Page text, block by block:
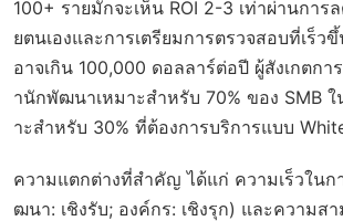
100+ รายมักจะเห็น ROI 2-3 เท่าผ่านการ
ยตนเองและการเตรียมการตรวจสอบที่เร็
อาจเกิน 100,000 ดอลลาร์ต่อปี ผู้สังเกตกา
านักพัฒนาเหมาะสำหรับ 70% ของ SMB
าะสำหรับ 30% ที่ต้องการบริการแบบ
ความแตกต่างที่สำคัญ ได้แก่ ความเร็วใน
ฒนา: เชิงรับ; องค์กร: เชิงรุก) และความส